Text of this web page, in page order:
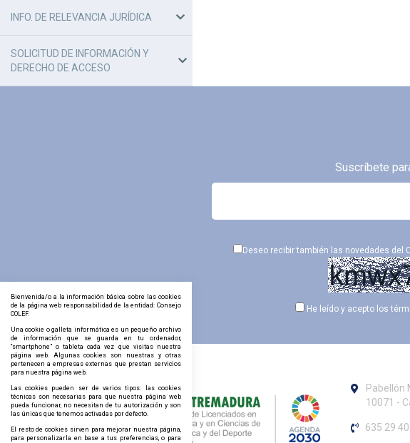
INFO. DE RELEVANCIA JURÍDICA
SOLICITUD DE INFORMACIÓN Y
DERECHO DE ACCESO
Suscríbete
Deseo recibir también las novedades del
He leído y acepto los
Pabellón
10071 -
635 29
Bienvenida/o a la información básica sobre las cookies
de la página web responsabilidad de la entidad: Consejo
COLEF.
Una cookie o galleta informática es un pequeño archivo
de información que se guarda en tu ordenador,
“smartphone” o tableta cada vez que visitas nuestra
página web. Algunas cookies son nuestras y otras
pertenecen a empresas externas que prestan servicios
para nuestra página web.
Las cookies pueden ser de varios tipos: las cookies
técnicas son necesarias para que nuestra página web
pueda funcionar, no necesitan de tu autorización y son
las únicas que tenemos activadas por defecto.
El resto de cookies sirven para mejorar nuestra página,
para personalizarla en base a tus preferencias, o para